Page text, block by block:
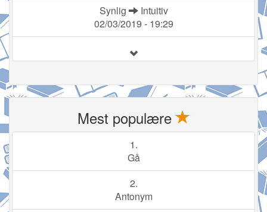
Synlig
Intuitiv
02/03/2019 - 19:29
Mest populære
1.
Gå
2.
Antonym